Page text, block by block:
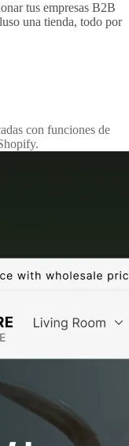
tus empresas B2B
una tienda, todo por
con funciones de